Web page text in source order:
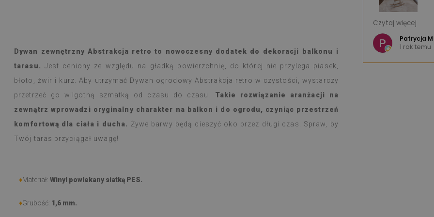
Dywan zewnętrzny Abstrakcja retro to nowoczesny dodatek do dekoracji balkonu i
tarasu. Jest ceniony ze względu na gładką powierzchnię, do której nie przylega piasek,
błoto, żwir i kurz. Aby utrzymać Dywan ogrodowy Abstrakcja retro w czystości, wystarczy
przetrzeć go wilgotną szmatką od czasu do czasu. Takie rozwiązanie aranżacji na
zewnątrz wprowadzi oryginalny charakter na balkon i do ogrodu, czyniąc przestrzeń
komfortową dla ciała i ducha. Żywe barwy będą cieszyć oko przez długi czas. Spraw, by
Twój taras przyciągał uwagę!
♦Materiał: Winyl powlekany siatką PES.
♦Grubość: 1,6 mm.
Produkt dotarł w ciągu tygodnia, zgodnie z
Montaż łatwy, odklejanie i naklejanie nie przysparza
trudności a efekt rewelacyjny.
Jestem bardzo zadowolona i nadal zdumiona, że
taka cienka naklejka spełnia takie zadanie.
W użytkowaniu już tydzień i od razu przy dużym
natężeniu gotowania na kuchence gazowej (święta),
nie zauważyłam by coś się z nimi działo, łatwo
1 rok temu
Jestem bardzo
Bardzo dobra
Szybka wysyłka.
Serdecznie
Czytaj więcej
Patrycja M
1 rok temu